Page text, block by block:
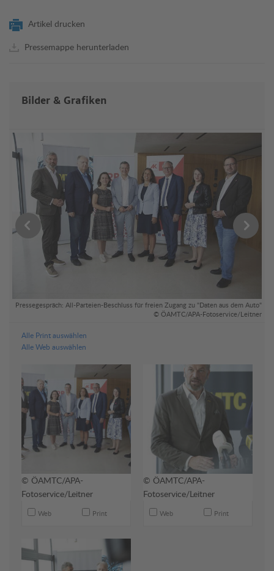
Artikel drucken
Pressemappe herunterladen
Bilder & Grafiken
Pressegespräch: All-Parteien-Beschluss für freien Zugang zu "Daten aus dem Auto"
© ÖAMTC/APA-Fotoservice/Leitner
Alle Print auswählen
Alle Web auswählen
© ÖAMTC/APA-
Fotoservice/Leitner
Web Print
© ÖAMTC/APA-
Fotoservice/Leitner
Web Print